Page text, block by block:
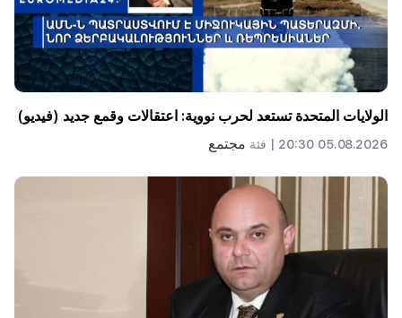
الولايات المتحدة تستعد لحرب نووية: اعتقالات وقمع جديد (فيديو)
05.08.2026 20:30 | فئة مجتمع